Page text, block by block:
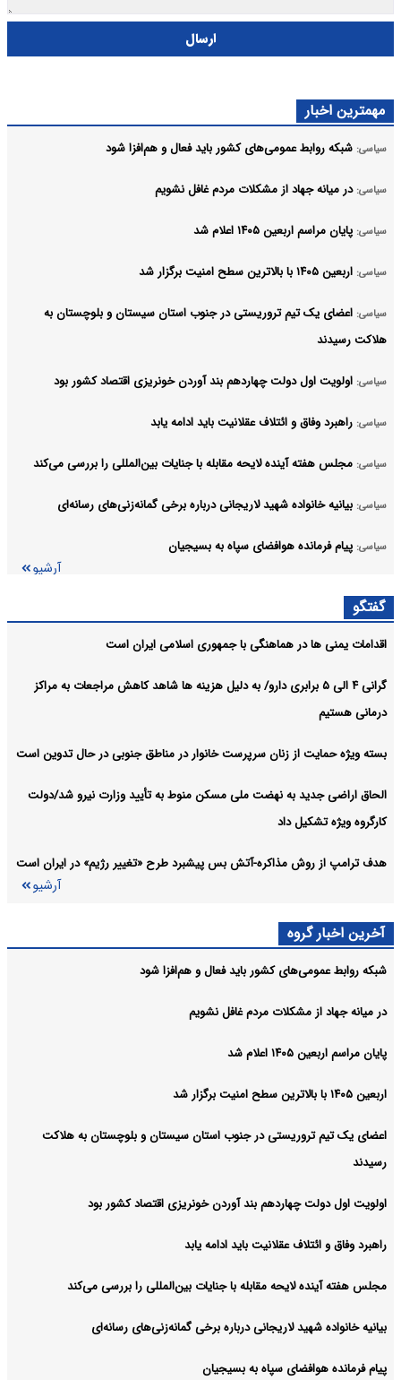
ارسال
مهمترین اخبار
سیاسی: شبکه روابط عمومی‌های کشور باید فعال و هم‌افزا شود
سیاسی: در میانه جهاد از مشکلات مردم غافل نشویم
سیاسی: پایان مراسم اربعین ۱۴۰۵ اعلام شد
سیاسی: اربعین ۱۴۰۵ با بالاترین سطح امنیت برگزار شد
سیاسی: اعضای یک تیم تروریستی در جنوب استان سیستان و بلوچستان به
هلاکت رسیدند
سیاسی: اولویت اول دولت چهاردهم بند آوردن خونریزی اقتصاد کشور بود
سیاسی: راهبرد وفاق و ائتلاف عقلانیت باید ادامه یابد
سیاسی: مجلس هفته آینده لایحه مقابله با جنایات بین‌المللی را بررسی می‌کند
سیاسی: بیانیه خانواده شهید لاریجانی درباره برخی گمانه‌زنی‌های رسانه‌ای
سیاسی: پیام فرمانده هوافضای سپاه به بسیجیان
آرشیو
گفتگو
اقدامات یمنی ها در هماهنگی با جمهوری اسلامی ایران است
گرانی ۴ الی ۵ برابری دارو/ به دلیل هزینه ها شاهد کاهش مراجعات به مراکز
درمانی هستیم
بسته ویژه حمایت از زنان سرپرست خانوار در مناطق جنوبی در حال تدوین است
الحاق اراضی جدید به نهضت ملی مسکن منوط به تأیید وزارت نیرو شد/دولت
کارگروه ویژه تشکیل داد
هدف ترامپ از روش مذاکره-آتش بس پیشبرد طرح «تغییر رژیم» در ایران است
آرشیو
آخرین اخبار گروه
شبکه روابط عمومی‌های کشور باید فعال و هم‌افزا شود
در میانه جهاد از مشکلات مردم غافل نشویم
پایان مراسم اربعین ۱۴۰۵ اعلام شد
اربعین ۱۴۰۵ با بالاترین سطح امنیت برگزار شد
اعضای یک تیم تروریستی در جنوب استان سیستان و بلوچستان به هلاکت
رسیدند
اولویت اول دولت چهاردهم بند آوردن خونریزی اقتصاد کشور بود
راهبرد وفاق و ائتلاف عقلانیت باید ادامه یابد
مجلس هفته آینده لایحه مقابله با جنایات بین‌المللی را بررسی می‌کند
بیانیه خانواده شهید لاریجانی درباره برخی گمانه‌زنی‌های رسانه‌ای
پیام فرمانده هوافضای سپاه به بسیجیان